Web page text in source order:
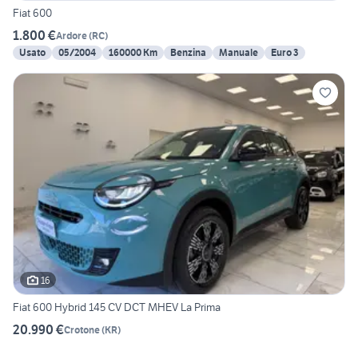
Fiat 600
1.800 €Ardore(RC)
Usato
05/2004 160000 Km Benzina Manuale Euro 3
16
Fiat 600 Hybrid 145 CV DCT MHEV La Prima
20.990 €Crotone(KR)